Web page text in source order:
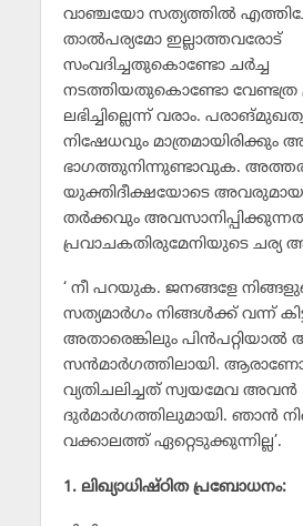
വാഞ്ചയോ സത്യത്തില്‍
താല്‍പര്യമോ ഇല്ലാത്തവരോട്
സംവദിച്ചതുകൊണ്ടോ ചര്‍ച്ച
നടത്തിയതുകൊണ്ടോ വേണ്ടത്ര
ലഭിച്ചില്ലെന്ന് വരാം.
നിഷേധവും മാത്രമായിരിക്കും
ഭാഗത്തുനിന്നുണ്ടാവുക.
യുക്തിദീക്ഷയോടെ
തര്‍ക്കവും
പ്രവാചകതിരുമേനിയുടെ ചര്യ
‘ നീ പറയുക. ജനങ്ങളേ
സത്യമാര്‍ഗം നിങ്ങള്‍ക്ക് വന്ന്
അതാരെങ്കിലും
സന്‍മാര്‍ഗത്തിലായി.
വ്യതിചലിച്ചത് സ്വയമേവ അവന്‍
ദുര്‍മാര്‍ഗത്തിലുമായി. ഞാന്‍
വക്കാലത്ത് ഏറ്റെടുക്കുന്നില്ല’.
1. ലിഖ്യാധിഷ്ഠിത പ്രബോധനം: